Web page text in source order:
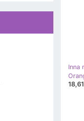
Inna